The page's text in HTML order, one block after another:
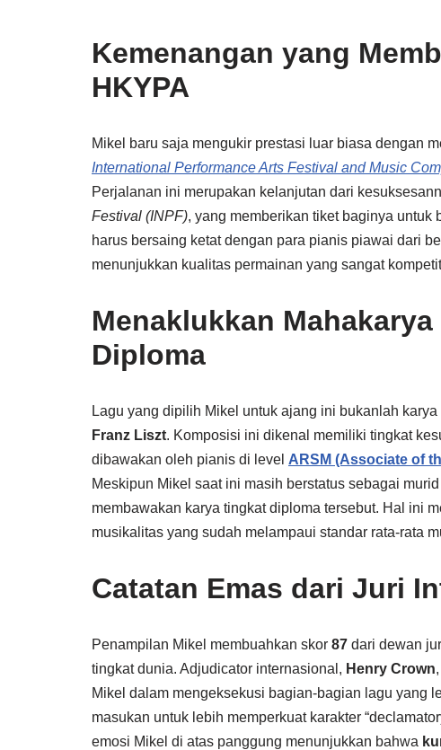
Kemenangan yang
HKYPA
Mikel baru saja mengukir prestasi luar biasa dengan
International Performance Arts Festival and Music
Perjalanan ini merupakan kelanjutan dari
Festival (INPF), yang memberikan tiket baginya
harus bersaing ketat dengan para pianis piawai dari
menunjukkan kualitas permainan yang sangat
Menaklukkan
Diploma
Lagu yang dipilih Mikel untuk ajang ini bukanlah
Franz Liszt. Komposisi ini dikenal memiliki tingkat
dibawakan oleh pianis di level ARSM (Associate of
Meskipun Mikel saat ini masih berstatus sebagai
membawakan karya tingkat diploma tersebut. Hal ini
musikalitas yang sudah melampaui standar rata-rata
Catatan Emas dari Juri
Penampilan Mikel membuahkan skor 87 dari dewan
tingkat dunia. Adjudicator internasional, Henry Crown
Mikel dalam mengeksekusi bagian-bagian lagu yang
masukan untuk lebih memperkuat karakter
emosi Mikel di atas panggung menunjukkan bahwa